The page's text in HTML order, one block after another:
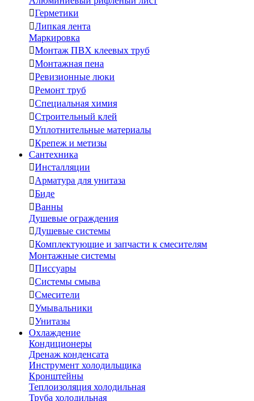
Герметики
Липкая лента
Маркировка
Монтаж ПВХ клеевых труб
Монтажная пена
Ревизионные люки
Ремонт труб
Специальная химия
Строительный клей
Уплотнительные материалы
Крепеж и метизы
Сантехника
Инсталляции
Арматура для унитаза
Биде
Ванны
Душевые ограждения
Душевые системы
Комплектующие и запчасти к смесителям
Монтажные системы
Писсуары
Системы смыва
Смесители
Умывальники
Унитазы
Охлаждение
Кондиционеры
Дренаж конденсата
Инструмент холодильщика
Кронштейны
Теплоизоляция холодильная
Труба холодильная